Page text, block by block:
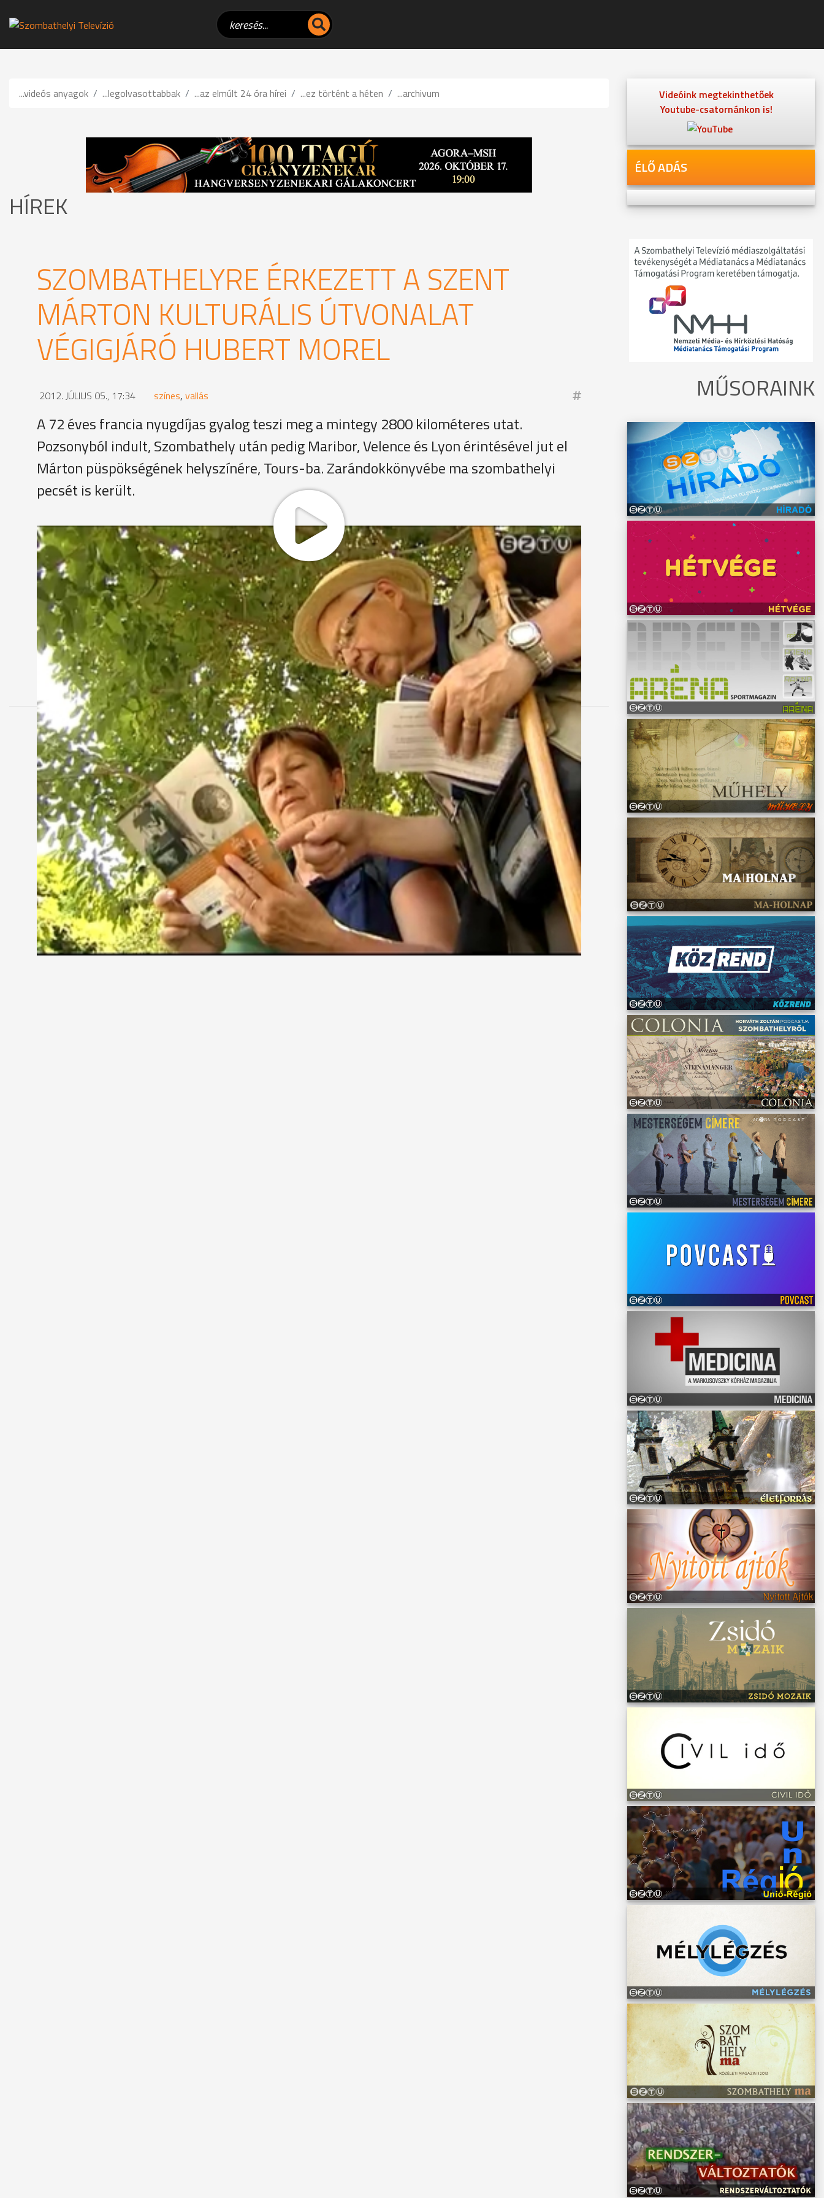
...videós anyagok ...legolvasottabbak ...az elmúlt 24 óra hírei ...ez történt a héten ...archivum
HÍREK
SZOMBATHELYRE ÉRKEZETT A SZENT
MÁRTON KULTURÁLIS ÚTVONALAT
VÉGIGJÁRÓ HUBERT MOREL
2012. JÚLIUS 05., 17:34 színes, vallás
A 72 éves francia nyugdíjas gyalog teszi meg a mintegy 2800 kilométeres utat.
Pozsonyból indult, Szombathely után pedig Maribor, Velence és Lyon érintésével jut el
Márton püspökségének helyszínére, Tours-ba. Zarándokkönyvébe ma szombathelyi
pecsét is került.
A Márton-templom előtt egy szolnoki csoporttal találkozott, akik ugyancsak gyalog tették meg az utat Pozsony és
Szombathely között. A turista egyesület tagjai minden évben egy-egy 100 kilométeres szakaszt tesznek meg
Márton nyomában, ez volt a második útjuk.
MEGOSZTÁS
Videóink megtekinthetőek
Youtube-csatornánkon is!
ÉLŐ ADÁS
MŰSORAINK